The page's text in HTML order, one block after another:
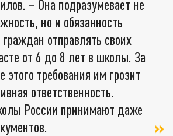
– Она подразумевает не
но и обязанность
отправлять своих
от 6 до 8 лет в школы. За
этого требования им грозит
ответственность.
России принимают даже